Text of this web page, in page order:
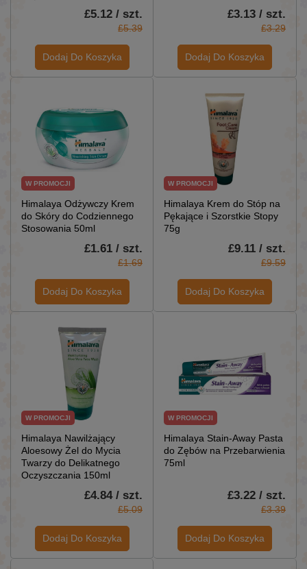
£5.12 / szt.
£5.39
Dodaj Do Koszyka
£3.13 / szt.
£3.29
Dodaj Do Koszyka
W PROMOCJI
Himalaya Odżywczy Krem
do Skóry do Codziennego
Stosowania 50ml
£1.61 / szt.
£1.69
Dodaj Do Koszyka
W PROMOCJI
Himalaya Krem do Stóp na
Pękające i Szorstkie Stopy
75g
£9.11 / szt.
£9.59
Dodaj Do Koszyka
W PROMOCJI
Himalaya Nawilżający
Aloesowy Żel do Mycia
Twarzy do Delikatnego
Oczyszczania 150ml
£4.84 / szt.
£5.09
Dodaj Do Koszyka
W PROMOCJI
Himalaya Stain-Away Pasta
do Zębów na Przebarwienia
75ml
£3.22 / szt.
£3.39
Dodaj Do Koszyka